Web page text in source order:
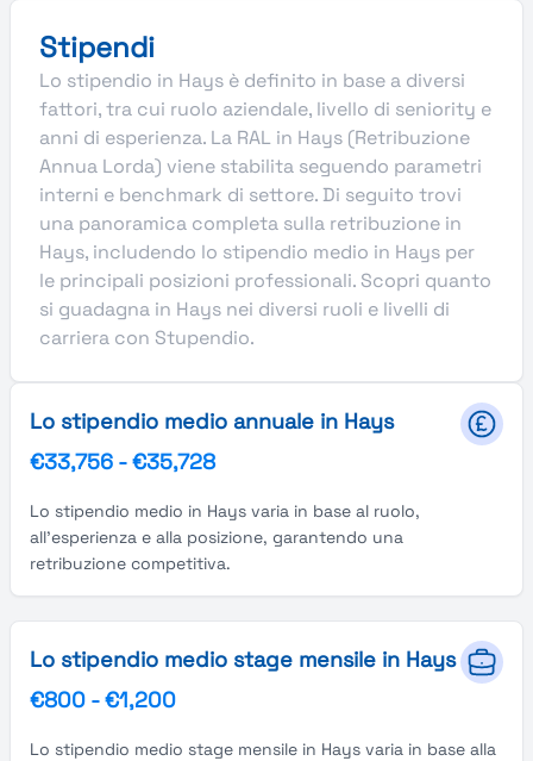
Stipendi
Lo stipendio in Hays è definito in base a diversi
fattori, tra cui ruolo aziendale, livello di seniority e
anni di esperienza. La RAL in Hays (Retribuzione
Annua Lorda) viene stabilita seguendo parametri
interni e benchmark di settore. Di seguito trovi
una panoramica completa sulla retribuzione in
Hays, includendo lo stipendio medio in Hays per
le principali posizioni professionali. Scopri quanto
si guadagna in Hays nei diversi ruoli e livelli di
carriera con Stupendio.
Lo stipendio medio annuale in Hays
€33,756 -€35,728
Lo stipendio medio in Hays varia in base al ruolo,
all'esperienza e alla posizione, garantendo una
retribuzione competitiva.
Lo stipendio medio stage mensile in Hays
€800 -€1,200
Lo stipendio medio stage mensile in Hays varia in base alla